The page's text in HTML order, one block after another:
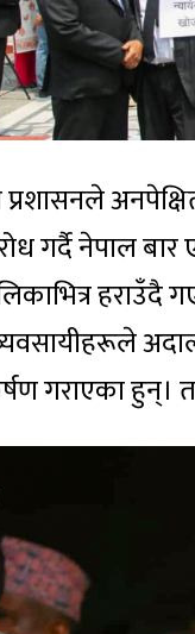
गर्दै नेपाल
हराउँदै
गराएका